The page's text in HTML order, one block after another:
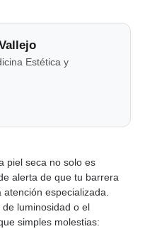
Estética y
piel seca no solo es
alerta de que tu barrera
especializada.
luminosidad o el
simples molestias: